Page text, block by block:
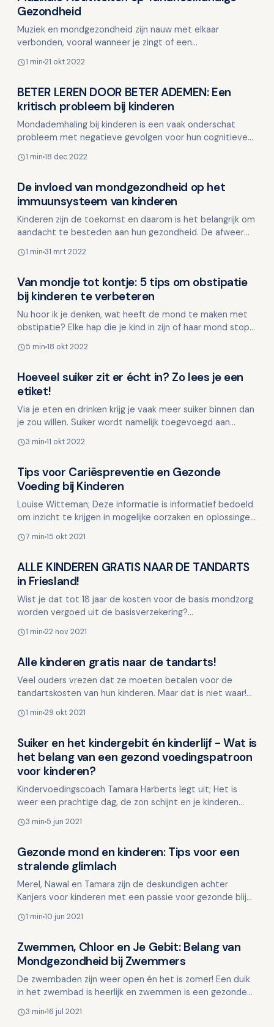
Gezondheid
Muziek en mondgezondheid zijn nauw met elkaar
verbonden, vooral wanneer je zingt of een
mond tijdens dez…
1 min 21 okt 2022
Kinderen en mondgezondheid
BETER LEREN DOOR BETER ADEMEN: Een
kritisch probleem bij kinderen
Mondademhaling bij kinderen is een vaak onderschat
probleem met negatieve gevolgen voor hun cognitieve
1 min 18 dec 2022
Kinderen en mondgezondheid
De invloed van mondgezondheid op het
immuunsysteem van kinderen
Kinderen zijn de toekomst en daarom is het belangrijk om
aandacht te besteden aan hun gezondheid. De afweer
esse…
1 min 31 mrt 2022
Kinderen en mondgezondheid
Van mondje tot kontje: 5 tips om obstipatie
bij kinderen te verbeteren
Nu hoor ik je denken, wat heeft de mond te maken met
obstipatie? Elke hap die je kind in zijn of haar mond stopt
5 min 18 okt 2022
Kinderen en mondgezondheid
Hoeveel suiker zit er écht in? Zo lees je een
etiket!
Via je eten en drinken krijg je vaak meer suiker binnen dan
je zou willen. Suiker wordt namelijk toegevoegd aan
3 min 11 okt 2022
Kinderen en mondgezondheid
Tips voor Cariëspreventie en Gezonde
Voeding bij Kinderen
Louise Witteman; Deze informatie is informatief bedoeld
om inzicht te krijgen in mogelijke oorzaken en oplossingen.
7 min 15 okt 2021
Kinderen en mondgezondheid
ALLE KINDEREN GRATIS NAAR DE TANDARTS
in Friesland!
Wist je dat tot 18 jaar de kosten voor de basis mondzorg
worden vergoed uit de basisverzekering?
gezondheid en e…
1 min 22 nov 2021
Alle kinderen gratis naar de tandarts!
Veel ouders vrezen dat ze moeten betalen voor de
tandartskosten van hun kinderen. Maar dat is niet waar!
ver…
1 min 29 okt 2021
Kinderen en mondgezondheid
Suiker en het kindergebit én kinderlijf - Wat is
het belang van een gezond voedingspatroon
voor kinderen?
Kindervoedingscoach Tamara Harberts legt uit; Het is
weer een prachtige dag, de zon schijnt en je kinderen
3 min 5 jun 2021
Kinderen en mondgezondheid
Gezonde mond en kinderen: Tips voor een
stralende glimlach
Merel, Nawal en Tamara zijn de deskundigen achter
Kanjers voor kinderen met een passie voor gezonde blije
1 min 10 jun 2021
Kinderen en mondgezondheid
Zwemmen, Chloor en Je Gebit: Belang van
Mondgezondheid bij Zwemmers
De zwembaden zijn weer open én het is zomer! Een duik
in het zwembad is heerlijk en zwemmen is een gezonde
3 min 16 jul 2021